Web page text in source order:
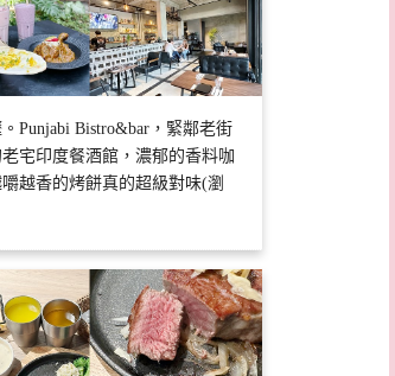
Punjabi Bistro&bar，緊鄰老街
宅印度餐酒館，濃郁的香料咖
越香的烤餅真的超級對味(瀏